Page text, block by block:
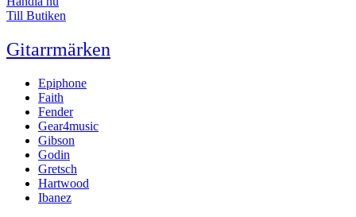
Till Butiken
Gitarrmärken
Epiphone
Faith
Fender
Gear4music
Gibson
Godin
Gretsch
Hartwood
Ibanez